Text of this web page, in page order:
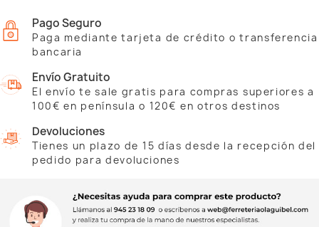
Pago Seguro
Paga mediante tarjeta de crédito o transferencia
bancaria
Envío Gratuito
El envío te sale gratis para compras superiores a
100€ en península o 120€ en otros destinos
Devoluciones
Tienes un plazo de 15 días desde la recepción del
pedido para devoluciones